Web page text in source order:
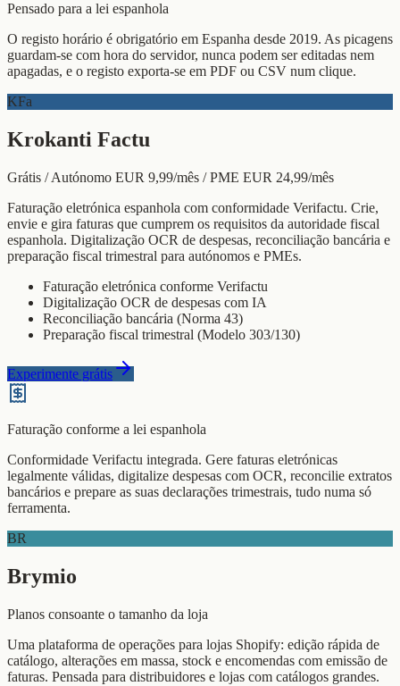
Pensado para a lei espanhola
O registo horário é obrigatório em Espanha desde 2019. As picagens
guardam-se com hora do servidor, nunca podem ser editadas nem
apagadas, e o registo exporta-se em PDF ou CSV num clique.
KFa
Krokanti Factu
Grátis / Autónomo EUR 9,99/mês / PME EUR 24,99/mês
Faturação eletrónica espanhola com conformidade Verifactu. Crie,
envie e gira faturas que cumprem os requisitos da autoridade fiscal
espanhola. Digitalização OCR de despesas, reconciliação bancária e
preparação fiscal trimestral para autónomos e PMEs.
Faturação eletrónica conforme Verifactu
Digitalização OCR de despesas com IA
Reconciliação bancária (Norma 43)
Preparação fiscal trimestral (Modelo 303/130)
Experimente grátis
Faturação conforme a lei espanhola
Conformidade Verifactu integrada. Gere faturas eletrónicas
legalmente válidas, digitalize despesas com OCR, reconcilie extratos
bancários e prepare as suas declarações trimestrais, tudo numa só
ferramenta.
BR
Brymio
Planos consoante o tamanho da loja
Uma plataforma de operações para lojas Shopify: edição rápida de
catálogo, alterações em massa, stock e encomendas com emissão de
faturas. Pensada para distribuidores e lojas com catálogos grandes.